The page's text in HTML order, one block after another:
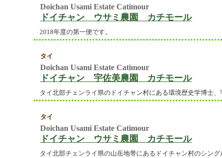
Doichan Usami Estate Catimour
ドイチャン ウサミ農園 カチモール
2018年度の第一便です。
タイ
Doichan Usami Estate Catimour
ドイチャン 宇佐美農園 カチモール
タイ北部チェンライ県のドイチャン村にある環境歴史学博士
タイ
Doichan Usami Estate Catimour
ドイチャン ウサミ農園 カチモール
タイ北部チェンライ県の山岳地帯にあるドイチャン村のシン